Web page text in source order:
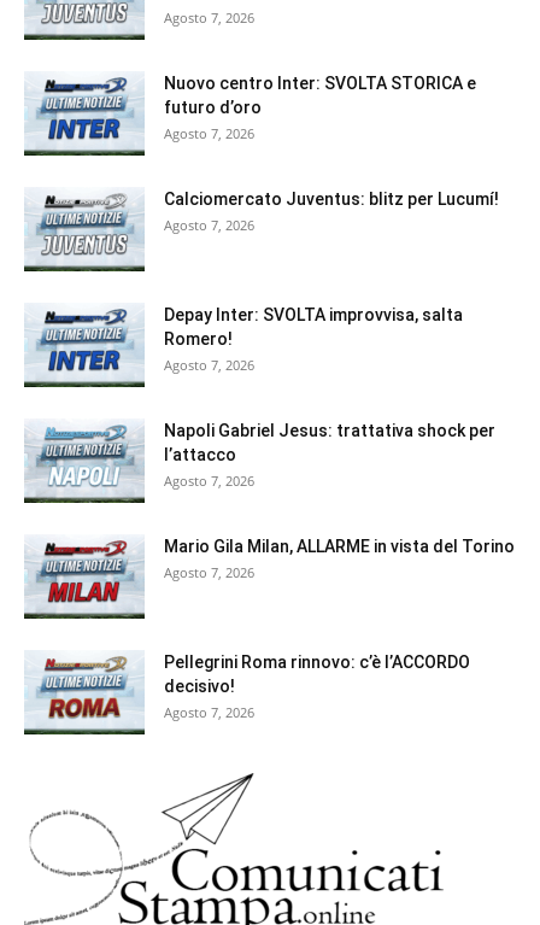
Agosto 7, 2026
Nuovo centro Inter: SVOLTA STORICA e
futuro d’oro
Agosto 7, 2026
Calciomercato Juventus: blitz per Lucumí!
Agosto 7, 2026
Depay Inter: SVOLTA improvvisa, salta
Romero!
Agosto 7, 2026
Napoli Gabriel Jesus: trattativa shock per
l’attacco
Agosto 7, 2026
Mario Gila Milan, ALLARME in vista del Torino
Agosto 7, 2026
Pellegrini Roma rinnovo: c’è l’ACCORDO
decisivo!
Agosto 7, 2026